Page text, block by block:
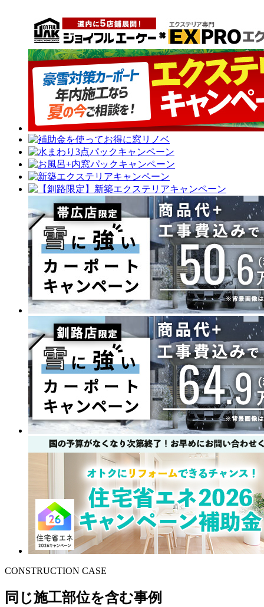
CONSTRUCTION CASE
同じ施工部位を含む事例